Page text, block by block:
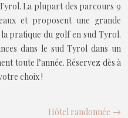
La plupart des parcours 9
et proposent une grande
pratique du golf en sud Tyrol.
dans le sud Tyrol dans un
toute l’année. Réservez dès à
choix !
Hôtel randonnée